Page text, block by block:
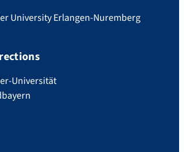
University Erlangen-Nuremberg
Universität